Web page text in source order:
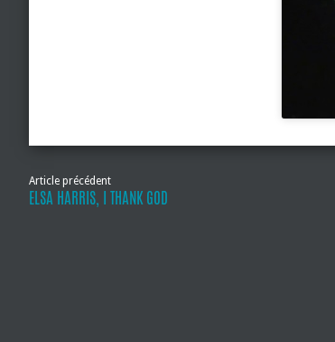
Article précédent
ELSA HARRIS, I THANK GOD